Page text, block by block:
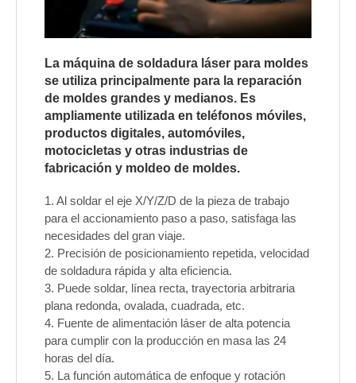
La máquina de soldadura láser para moldes
se utiliza principalmente para la reparación
de moldes grandes y medianos. Es
ampliamente utilizada en teléfonos móviles,
productos digitales, automóviles,
motocicletas y otras industrias de
fabricación y moldeo de moldes.
1. Al soldar el eje X/Y/Z/D de la pieza de trabajo
para el accionamiento paso a paso, satisfaga las
necesidades del gran viaje.
2. Precisión de posicionamiento repetida, velocidad
de soldadura rápida y alta eficiencia.
3. Puede soldar, línea recta, trayectoria arbitraria
plana redonda, ovalada, cuadrada, etc.
4. Fuente de alimentación láser de alta potencia
para cumplir con la producción en masa las 24
horas del día.
5. La función automática de enfoque y rotación